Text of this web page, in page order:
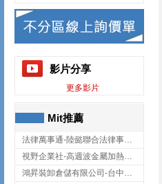
影片分享
更多影片
Mit推薦
法律萬事通-陸懿聯合法律事務所
視野企業社-高週波金屬加熱設備,彰化高週波金屬加熱設備
鴻昇裝卸倉儲有限公司-台中貨櫃裝卸